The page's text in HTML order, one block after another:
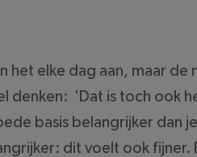
elke dag aan, maar
denken: 'Dat is toch ook
basis belangrijker dan
dit voelt ook fijner.